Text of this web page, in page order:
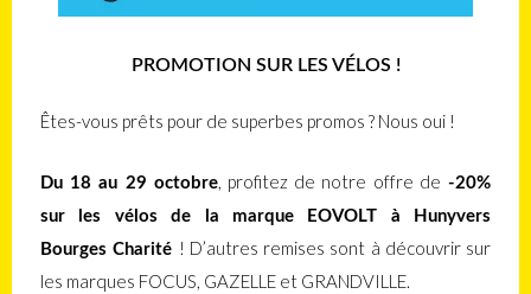
PROMOTION SUR LES VÉLOS !
Êtes-vous prêts pour de superbes promos ? Nous oui !
Du 18 au 29 octobre, profitez de notre offre de -20%
sur les vélos de la marque EOVOLT à Hunyvers
Bourges Charité ! D’autres remises sont à découvrir sur
les marques FOCUS, GAZELLE et GRANDVILLE.